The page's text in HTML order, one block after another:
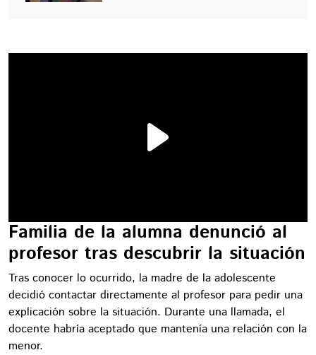
Familia de la alumna denunció al
profesor tras descubrir la situación
Tras conocer lo ocurrido, la madre de la adolescente
decidió contactar directamente al profesor para pedir una
explicación sobre la situación. Durante una llamada, el
docente habría aceptado que mantenía una relación con la
menor.